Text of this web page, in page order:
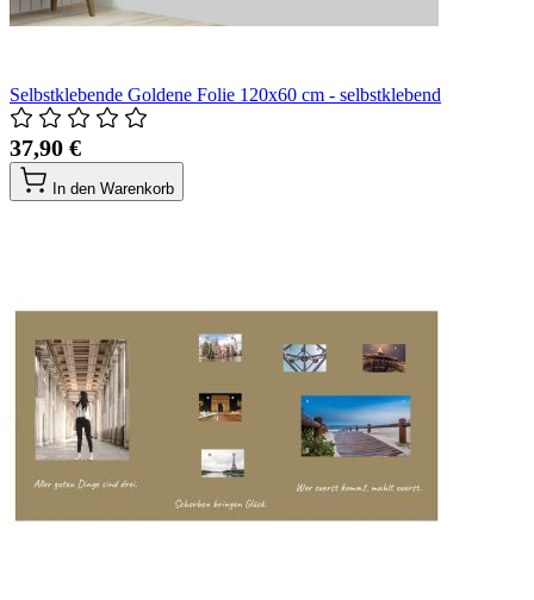
Selbstklebende Goldene Folie 120x60 cm - selbstklebend
37,90 €
In den Warenkorb